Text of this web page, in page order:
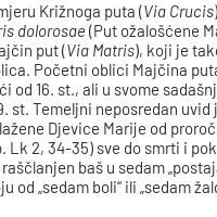
Križnoga puta (Via Crucis
dolorosae(Put ožalošćene
put (Via Matris), koji je
Početni oblici Majčina
od 16. st., ali u svome
st. Temeljni neposredan
Djevice Marije od
Lk 2, 34-35) sve do smrti i
baš u sedam
od „sedam boli“ ili „sedam